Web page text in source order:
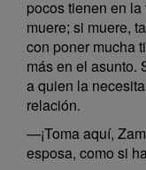
pocos tienen en
muere; si muere,
con poner mucha
más en el asunto.
a quien la
relación.
—¡Toma aquí,
esposa, como si